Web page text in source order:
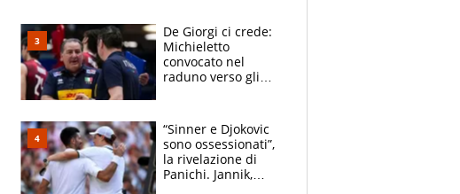
De Giorgi ci crede:
Michieletto
convocato nel
raduno verso gli
“Sinner e Djokovic
sono ossessionati”,
la rivelazione di
Panichi. Jannik,